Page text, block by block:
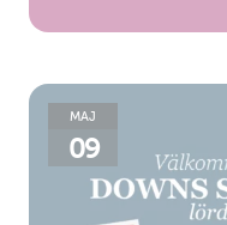
MAJ
09